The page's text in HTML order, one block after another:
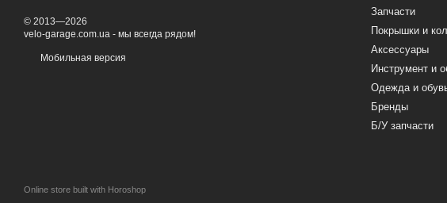
© 2013—2026
velo-garage.com.ua - мы всегда рядом!
Мобильная версия
Online store built with Horoshop
Запчасти
Покрышки и
Аксессуары
Инструмент и
Одежда и
Бренды
Б/У запчасти